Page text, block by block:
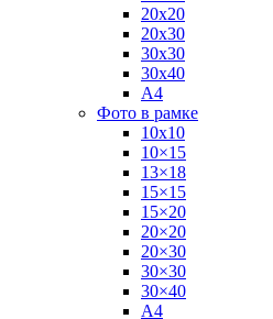
20х20
20х30
30х30
30х40
А4
Фото в рамке
10х10
10×15
13×18
15×15
15×20
20×20
20×30
30×30
30×40
A4